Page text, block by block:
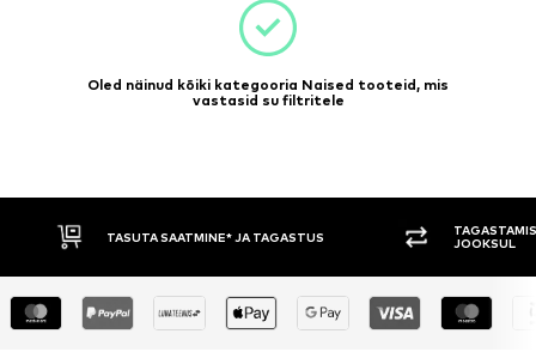
Oled näinud kõiki kategooria Naised tooteid, mis
vastasid su filtritele
TASUTA SAATMINE* JA TAGASTUS
JOOKSUL